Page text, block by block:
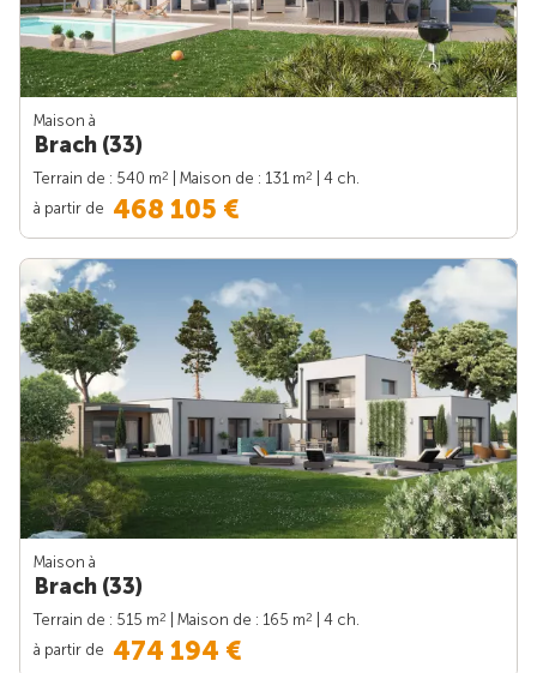
Maison à
Brach (33)
Terrain de : 540 m2 | Maison de : 131 m2
| 4 ch.
à partir de 468 105 €
Maison à
Brach (33)
Terrain de : 515 m2 | Maison de : 165 m2
| 4 ch.
à partir de 474 194 €